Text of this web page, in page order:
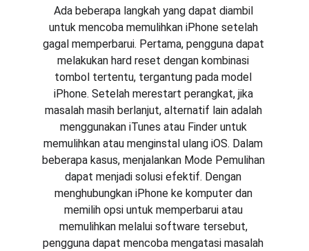
Ada beberapa langkah yang dapat diambil
untuk mencoba memulihkan iPhone setelah
gagal memperbarui. Pertama, pengguna dapat
melakukan hard reset dengan kombinasi
tombol tertentu, tergantung pada model
iPhone. Setelah merestart perangkat, jika
masalah masih berlanjut, alternatif lain adalah
menggunakan iTunes atau Finder untuk
memulihkan atau menginstal ulang iOS. Dalam
beberapa kasus, menjalankan Mode Pemulihan
dapat menjadi solusi efektif. Dengan
menghubungkan iPhone ke komputer dan
memilih opsi untuk memperbarui atau
memulihkan melalui software tersebut,
pengguna dapat mencoba mengatasi masalah